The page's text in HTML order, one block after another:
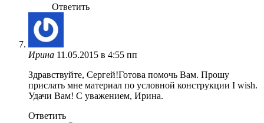
Ответить
Ирина 11.05.2015 в 4:55 пп
Здравствуйте, Сергей!Готова помочь Вам. Прошу
прислать мне материал по условной конструкции I wish.
Удачи Вам! С уважением, Ирина.
Ответить